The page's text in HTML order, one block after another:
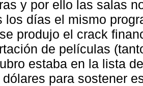
y por ello las salas
los días el mismo
produjo el crack
de películas
estaba en la lista
para sostener